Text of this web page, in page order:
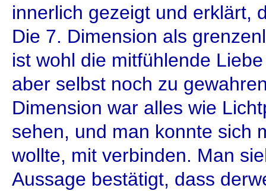
innerlich gezeigt und erklärt,
Die 7. Dimension als
ist wohl die mitfühlende
aber selbst noch zu
Dimension war alles wie
sehen, und man konnte sich
wollte, mit verbinden. Man
Aussage bestätigt, dass